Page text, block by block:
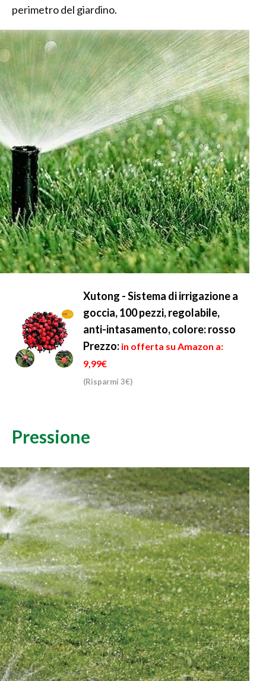
perimetro del giardino.
Xutong - Sistema di irrigazione a
goccia, 100 pezzi, regolabile,
anti-intasamento, colore: rosso
Prezzo: in offerta su Amazon a:
9,99€
(Risparmi 3€)
Pressione